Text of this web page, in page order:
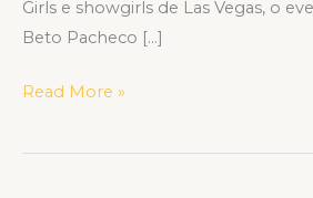
Girls e showgirls de Las Vegas, o
Beto Pacheco […]
Read More »